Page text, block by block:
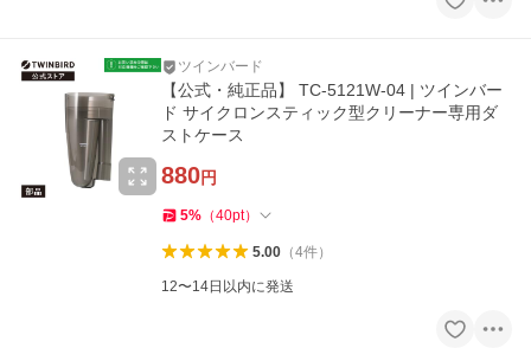
ツインバード
【公式・純正品】 TC-5121W-04 | ツインバー
ド サイクロンスティック型クリーナー専用ダ
ストケース
880円
5% （40pt）
5.00（4件）
12〜14日以内に発送